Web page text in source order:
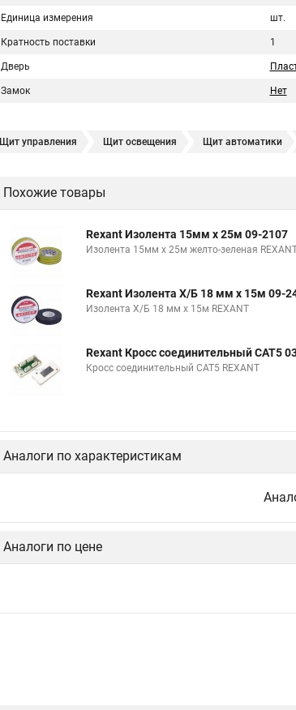
Единица измерения шт.
Кратность поставки 1
Дверь
Замок Нет
Щит управления Щит освещения Щит автоматики
Щит электрический металлический навесной
Щит распределительный учетный
Похожие товары
Rexant Изолента 15мм х 25м 09-2107
Изолента 15мм х 25м желто-зеленая
Rexant Изолента Х/Б 18 мм х 15м 09-
Изолента Х/Б 18 мм х 15м REXANT
Rexant Кросс соединительный CAT5
Кросс соединительный CAT5 REXANT
Аналоги по характеристикам
Аналоги по цене